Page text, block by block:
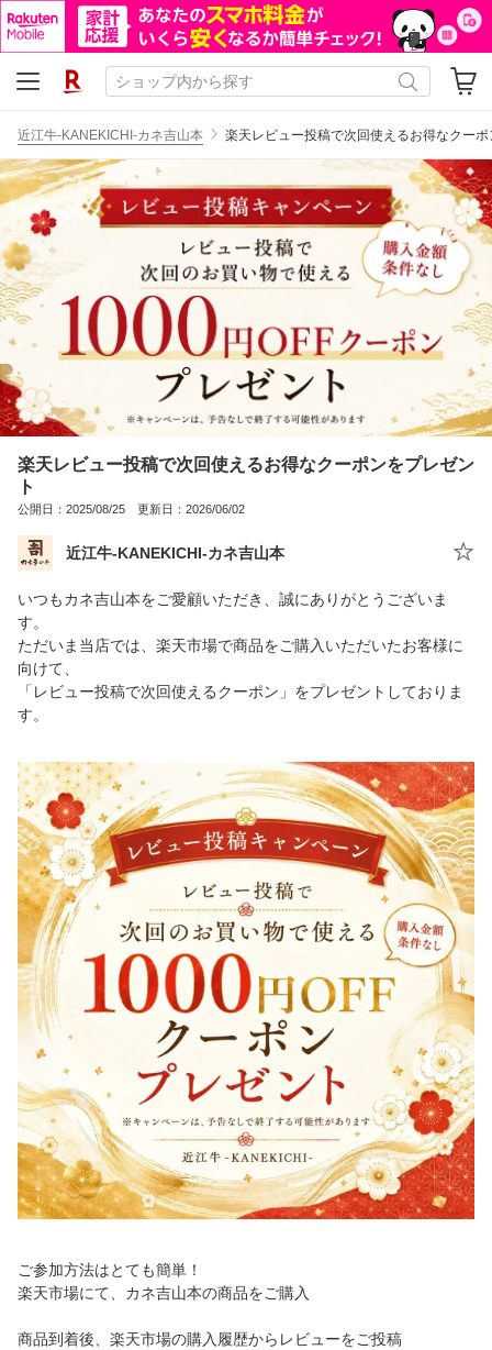
近江牛-KANEKICHI-カネ吉山本 楽天レビュー投稿で次回使えるお得なクー
楽天レビュー投稿で次回使えるお得なクーポンをプレゼン
ト
公開日：2025/08/25 更新日：2026/06/02
近江牛-KANEKICHI-カネ吉山本
いつもカネ吉山本をご愛顧いただき、誠にありがとうございま
す。
ただいま当店では、楽天市場で商品をご購入いただいたお客様に
向けて、
「レビュー投稿で次回使えるクーポン」をプレゼントしておりま
す。
ご参加方法はとても簡単！
楽天市場にて、カネ吉山本の商品をご購入
商品到着後、楽天市場の購入履歴からレビューをご投稿